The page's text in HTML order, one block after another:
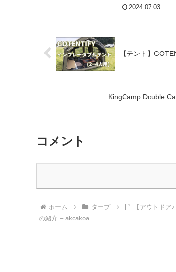
2024.07.03
【テント】
KingCamp Double
コメント
ホーム タープ
【アウトド
の紹介 – akoakoa